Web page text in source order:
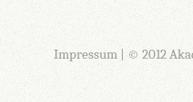
Impressum| © 2012